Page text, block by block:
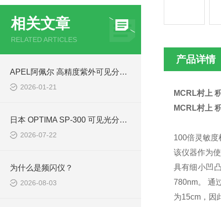
相关文章
RELATED ARTICLES
APEL阿佩尔 高精度紫外可见分光光度计设备 PD-3000UVe 工作原理
2026-01-21
日本 OPTIMA SP-300 可见光分光光度计 实验室水质化工检测仪器简介
2026-07-22
为什么是频闪仪？
2026-08-03
产品详情
MCRL村上
MCRL村上
100倍灵敏
该仪器作为
具有细小凹
780nm。 通
为15cm，因